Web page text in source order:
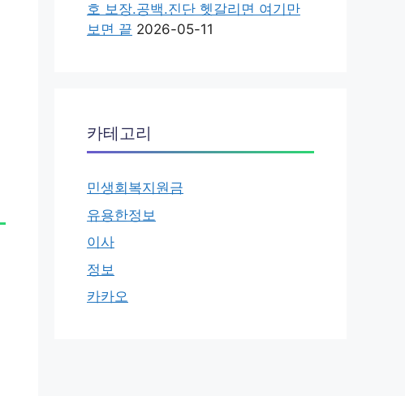
호 보장.공백.진단 헷갈리면 여기만
보면 끝 2026-05-11
카테고리
민생회복지원금
유용한정보
이사
정보
카카오